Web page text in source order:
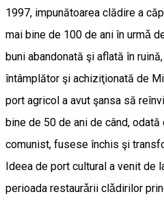
1997, impunătoarea clădire a
mai bine de 100 de ani în urmǎ
buni abandonată şi aflată în
întâmplător şi achiziţionată de
port agricol a avut şansa să
bine de 50 de ani de când,
comunist, fusese închis şi
Ideea de port cultural a venit de
perioada restaurǎrii clǎdirilor